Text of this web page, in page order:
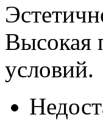
Высокая
условий.